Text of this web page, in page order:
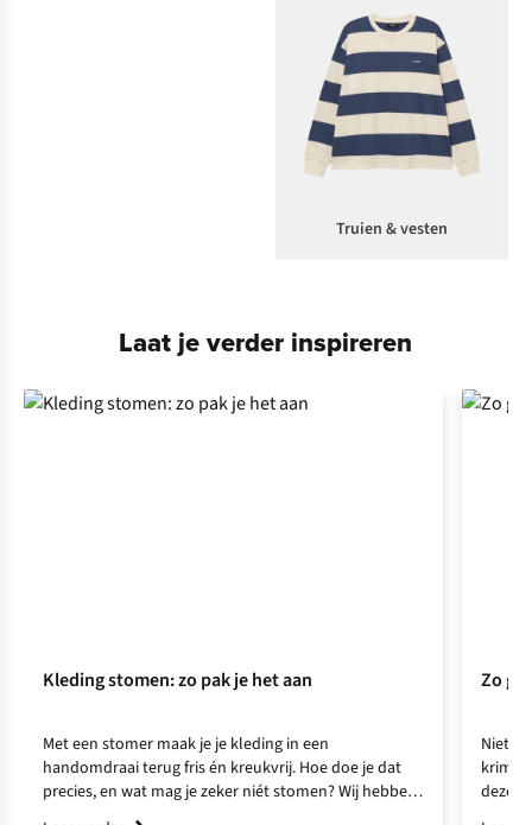
Truien & vesten
Laat je verder inspireren
Kleding stomen: zo pak je het aan
Met een stomer maak je je kleding in een
handomdraai terug fris én kreukvrij. Hoe doe je dat
precies, en wat mag je zeker niét stomen? Wij hebben
tips.
Zo
Niets
krimpt
deze